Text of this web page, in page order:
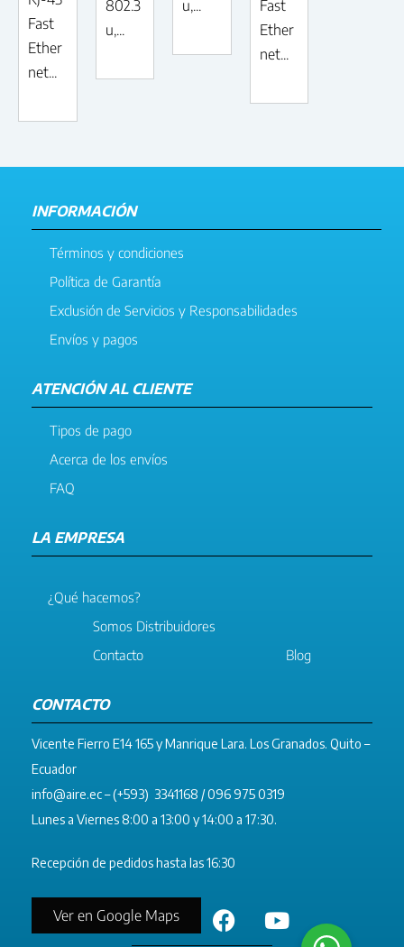
Fast
Ether
net...
802.3
u,...
u,...
Fast
Ether
net...
INFORMACIÓN
Términos y condiciones
Política de Garantía
Exclusión de Servicios y Responsabilidades
Envíos y pagos
ATENCIÓN AL CLIENTE
Tipos de pago
Acerca de los envíos
FAQ
LA EMPRESA
¿Qué hacemos?
Somos Distribuidores
Contacto
Blog
CONTACTO
Vicente Fierro E14 165 y Manrique Lara. Los Granados. Quito –
Ecuador
info@aire.ec– (+593) 3341168 / 096 975 0319
Lunes a Viernes 8:00 a 13:00 y 14:00 a 17:30.
Recepción de pedidos hasta las 16:30
Ver en Google Maps